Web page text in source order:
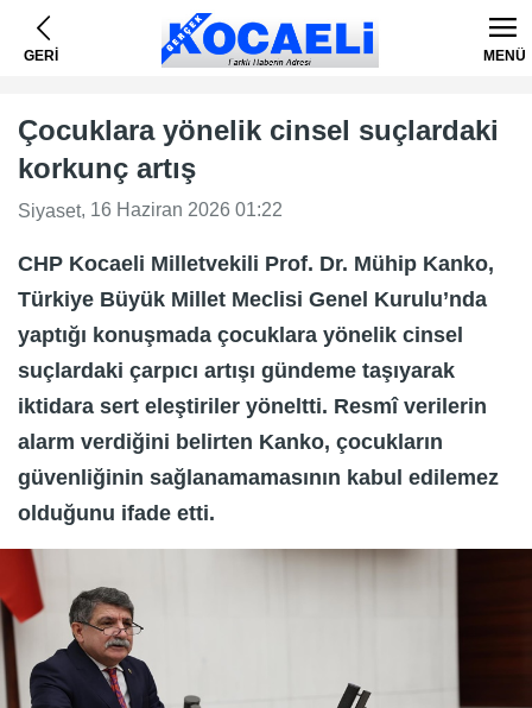
GERİ MENÜ
Çocuklara yönelik cinsel suçlardaki
korkunç artış
Siyaset, 16 Haziran 2026 01:22
CHP Kocaeli Milletvekili Prof. Dr. Mühip Kanko,
Türkiye Büyük Millet Meclisi Genel Kurulu’nda
yaptığı konuşmada çocuklara yönelik cinsel
suçlardaki çarpıcı artışı gündeme taşıyarak
iktidara sert eleştiriler yöneltti. Resmî verilerin
alarm verdiğini belirten Kanko, çocukların
güvenliğinin sağlanamamasının kabul edilemez
olduğunu ifade etti.